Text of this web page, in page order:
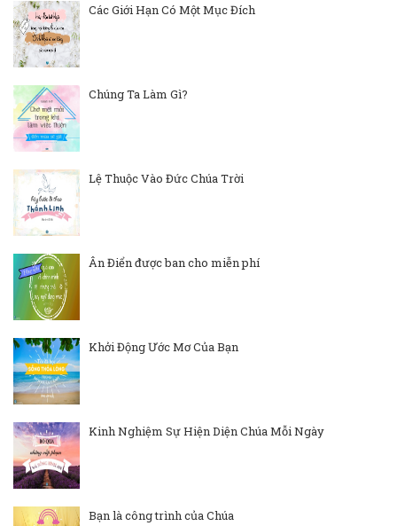
Các Giới Hạn Có Một Mục Đích
Chúng Ta Làm Gì?
Lệ Thuộc Vào Đức Chúa Trời
Ân Điển được ban cho miễn phí
Khởi Động Ước Mơ Của Bạn
Kinh Nghiệm Sự Hiện Diện Chúa Mỗi Ngày
Bạn là công trình của Chúa